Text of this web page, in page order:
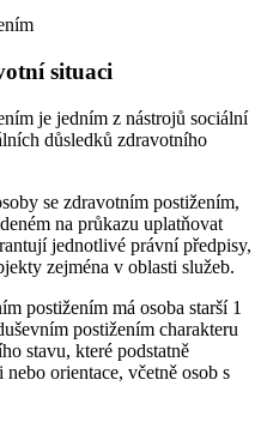
situaci
je jedním z nástrojů sociální
důsledků zdravotního
se zdravotním postižením,
na průkazu uplatňovat
jednotlivé právní předpisy,
zejména v oblasti služeb.
postižením má osoba starší 1
postižením charakteru
stavu, které podstatně
orientace, včetně osob s